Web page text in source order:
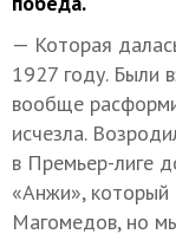
— Которая
1927 году. Были
вообще
исчезла.
в Премьер-лиге
«Анжи», который
Магомедов, но